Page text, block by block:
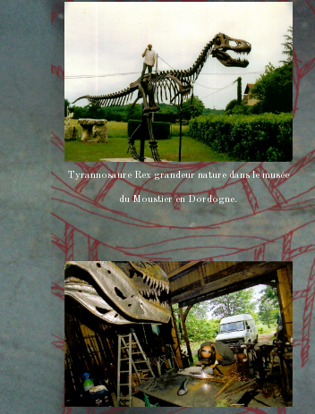
Tyrannosaure Rex grandeur nature dans le musée
du Moustier en Dordogne.